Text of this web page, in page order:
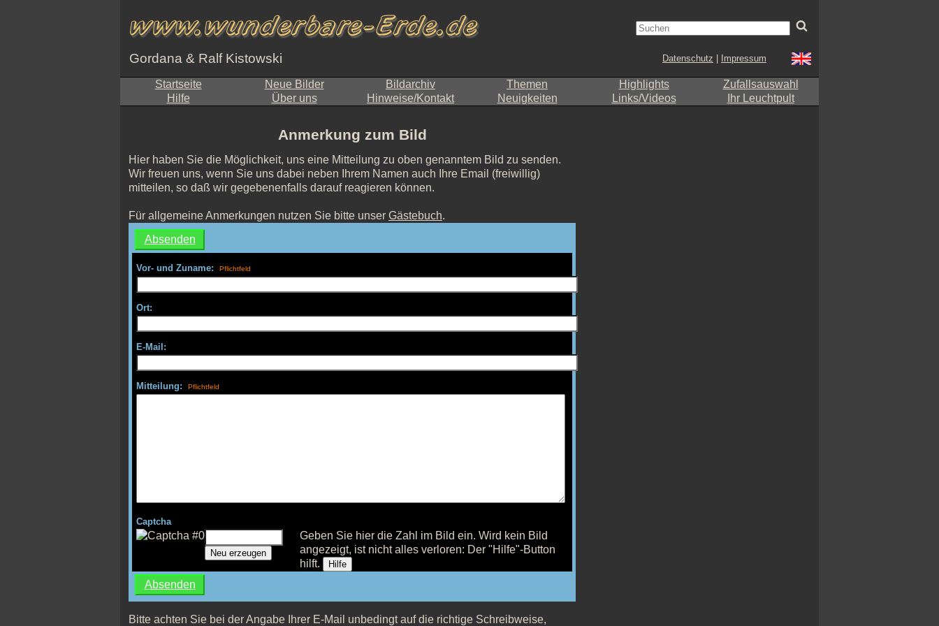
Gordana & Ralf Kistowski Datenschutz Impressum
Startseite Neue Bilder Bildarchiv Themen Highlights
Zufallsauswahl
Hilfe
Über uns Hinweise/Kontakt Neuigkeiten Links/Videos Ihr Leuchtpult
Anmerkung zum Bild
Hier haben Sie die Möglichkeit, uns eine Mitteilung zu oben genanntem Bild zu senden.
Wir freuen uns, wenn Sie uns dabei neben Ihrem Namen auch Ihre Email (freiwillig)
mitteilen, so daß wir gegebenenfalls darauf reagieren können.
Für allgemeine Anmerkungen nutzen Sie bitte unser Gästebuch.
Vor- und Zuname:
Ort:
E-Mail:
Mitteilung:
Captcha
Neu erzeugen
Geben Sie hier die Zahl im Bild ein. Wird kein Bild
angezeigt, ist nicht alles verloren: Der "Hilfe"-Button
hilft.
Hilfe
Bitte achten Sie bei der Angabe Ihrer E-Mail unbedingt auf die richtige Schreibweise,